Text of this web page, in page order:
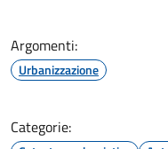
Argomenti:
Urbanizzazione
Categorie: